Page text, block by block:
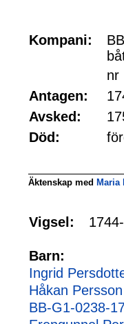
Kompani:
nr
Antagen:
Avsked:
Död:
Äktenskap med Maria
Vigsel:
Barn:
Ingrid
Håkan
BB-G1-0238-